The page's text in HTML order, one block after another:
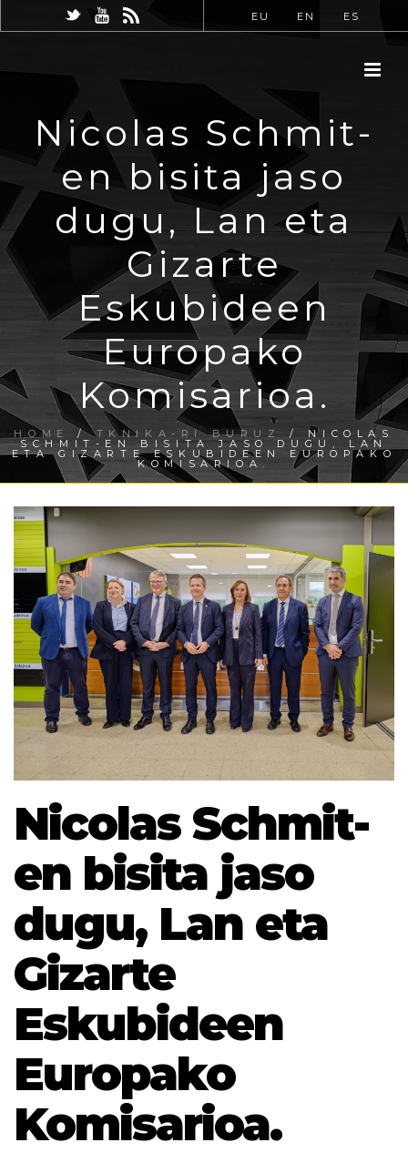
EU EN ES
Nicolas Schmit-
en bisita jaso
dugu, Lan eta
Gizarte
Eskubideen
Europako
Komisarioa.
HOME /TKNIKA-RI BURUZ / NICOLAS
SCHMIT-EN BISITA JASO DUGU, LAN
ETA GIZARTE ESKUBIDEEN EUROPAKO
KOMISARIOA.
Nicolas Schmit-
en bisita jaso
dugu, Lan eta
Gizarte
Eskubideen
Europako
Komisarioa.